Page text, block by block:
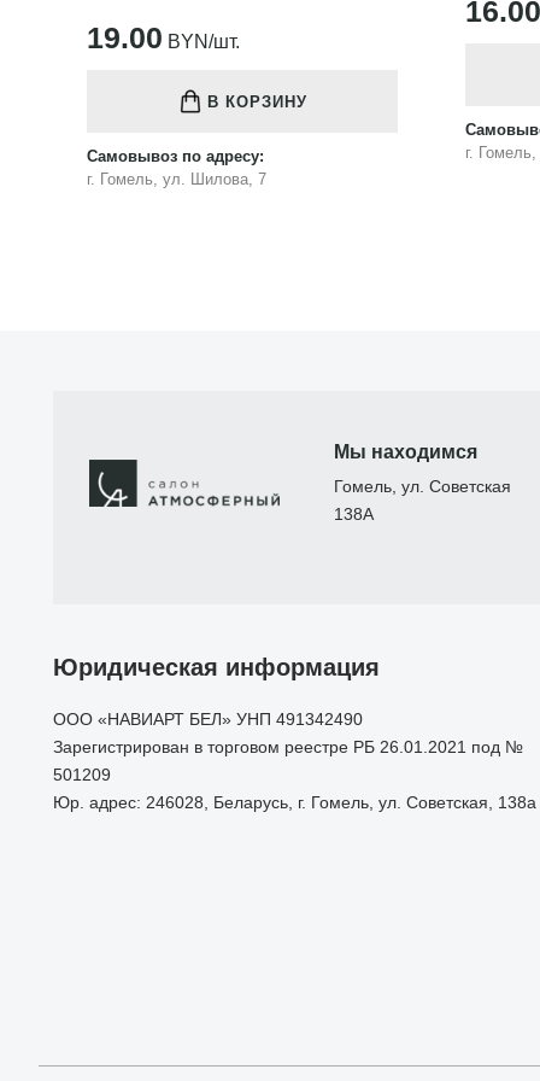
г. Гомель, ул. Шилова, 7
г.
Мы находимся
Гомель, ул. Советская
138А
Юридическая информация
ООО «НАВИАРТ БЕЛ» УНП 491342490
Зарегистрирован в торговом реестре РБ 26.01.2021 под №
501209
Юр. адрес: 246028, Беларусь, г. Гомель, ул. Советская, 138а